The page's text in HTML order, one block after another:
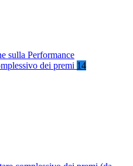
sulla Performance
dei premi 14